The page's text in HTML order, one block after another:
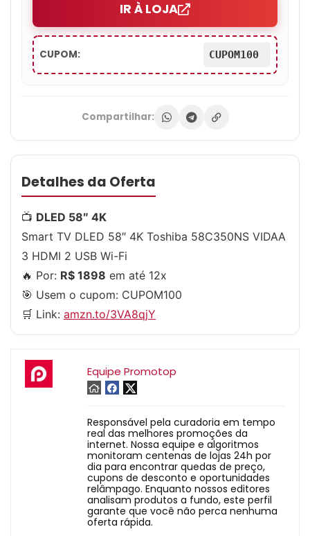
IR À LOJA
CUPOM: CUPOM100
Compartilhar:
Detalhes da Oferta
📺 DLED 58″ 4K
Smart TV DLED 58″ 4K Toshiba 58C350NS VIDAA
3 HDMI 2 USB Wi-Fi
🔥 Por: R$ 1898 em até 12x
🎯 Usem o cupom: CUPOM100
🛒 Link: amzn.to/3VA8qjY
Equipe Promotop
Responsável pela curadoria em tempo
real das melhores promoções da
internet. Nossa equipe e algoritmos
monitoram centenas de lojas 24h por
dia para encontrar quedas de preço,
cupons de desconto e oportunidades
relâmpago. Enquanto nossos editores
analisam produtos a fundo, este perfil
garante que você não perca nenhuma
oferta rápida.